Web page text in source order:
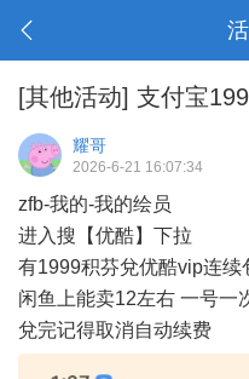
[其他活动] 支付宝
耀哥
2026-6-21 16:07:34
zfb-我的-我的绘员
进入搜【优酷】下拉
有1999积芬兌优酷vip连续
闲鱼上能卖12左右 一号一
兌完记得取消自动续费